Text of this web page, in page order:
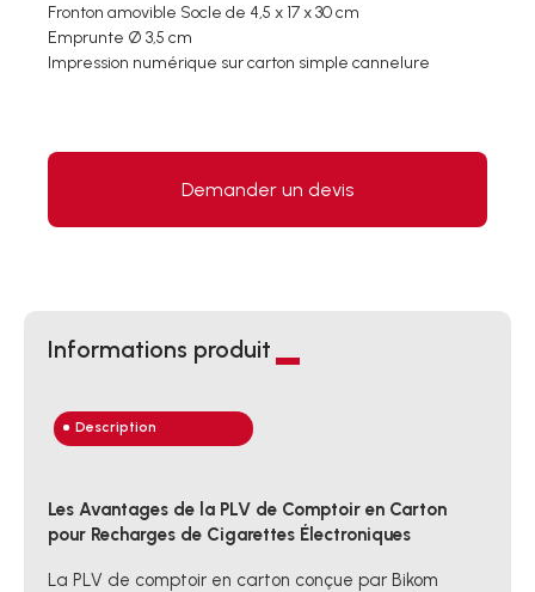
Fronton amovible Socle de 4,5 x 17 x 30 cm
Emprunte Ø 3,5 cm
Impression numérique sur carton simple cannelure
Demander un devis
Informations produit
Description
Les Avantages de la PLV de Comptoir en Carton
pour Recharges de Cigarettes Électroniques
La PLV de comptoir en carton conçue par Bikom